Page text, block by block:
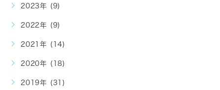
2023年 (9)
2022年 (9)
2021年 (14)
2020年 (18)
2019年 (31)